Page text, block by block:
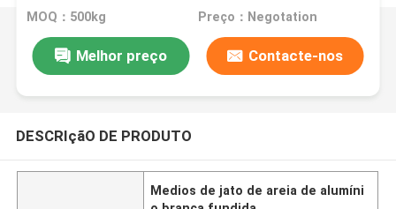
MOQ：500kg Preço：Negotation
Melhor preço Contacte-nos
DESCRIçãO DE PRODUTO
Medios de jato de areia de alumíni